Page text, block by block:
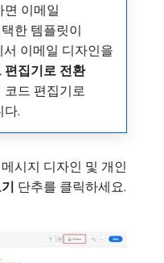
면 이메일
한 템플릿이
이메일 디자인을
편집기로 전환
코드 편집기로
다.
시지 디자인 및 개인
단추를 클릭하세요.